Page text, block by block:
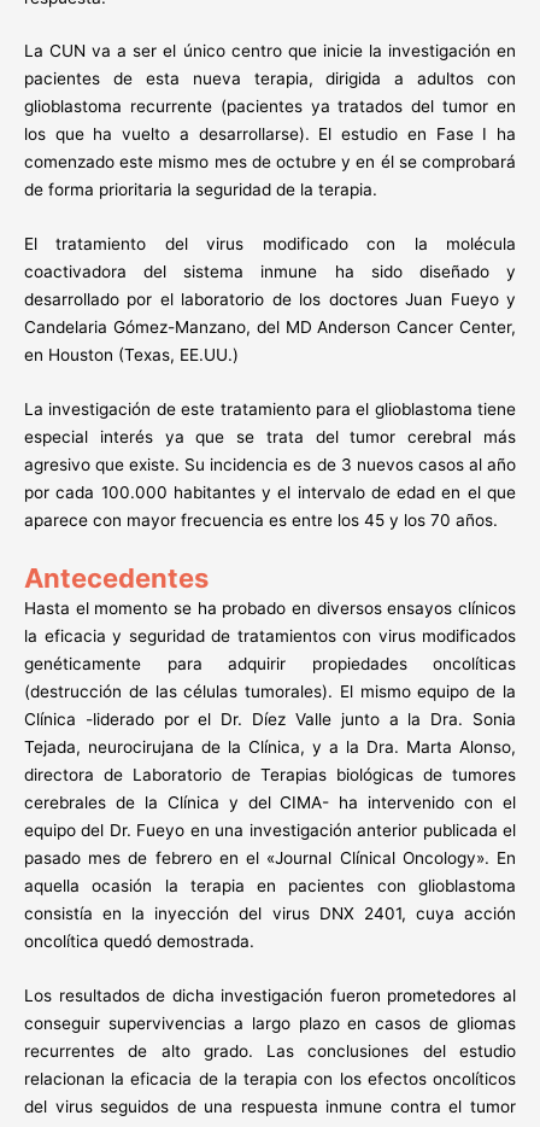
La CUN va a ser el único centro que inicie la investigación en
pacientes de esta nueva terapia, dirigida a adultos con
glioblastoma recurrente (pacientes ya tratados del tumor en
los que ha vuelto a desarrollarse). El estudio en Fase I ha
comenzado este mismo mes de octubre y en él se comprobará
de forma prioritaria la seguridad de la terapia.
El tratamiento del virus modificado con la molécula
coactivadora del sistema inmune ha sido diseñado y
desarrollado por el laboratorio de los doctores Juan Fueyo y
Candelaria Gómez-Manzano, del MD Anderson Cancer Center,
en Houston (Texas, EE.UU.)
La investigación de este tratamiento para el glioblastoma tiene
especial interés ya que se trata del tumor cerebral más
agresivo que existe. Su incidencia es de 3 nuevos casos al año
por cada 100.000 habitantes y el intervalo de edad en el que
aparece con mayor frecuencia es entre los 45 y los 70 años.
Antecedentes
Hasta el momento se ha probado en diversos ensayos clínicos
la eficacia y seguridad de tratamientos con virus modificados
genéticamente para adquirir propiedades oncolíticas
(destrucción de las células tumorales). El mismo equipo de la
Clínica -liderado por el Dr. Díez Valle junto a la Dra. Sonia
Tejada, neurocirujana de la Clínica, y a la Dra. Marta Alonso,
directora de Laboratorio de Terapias biológicas de tumores
cerebrales de la Clínica y del CIMA- ha intervenido con el
equipo del Dr. Fueyo en una investigación anterior publicada el
pasado mes de febrero en el «Journal Clínical Oncology». En
aquella ocasión la terapia en pacientes con glioblastoma
consistía en la inyección del virus DNX 2401, cuya acción
oncolítica quedó demostrada.
Los resultados de dicha investigación fueron prometedores al
conseguir supervivencias a largo plazo en casos de gliomas
recurrentes de alto grado. Las conclusiones del estudio
relacionan la eficacia de la terapia con los efectos oncolíticos
del virus seguidos de una respuesta inmune contra el tumor